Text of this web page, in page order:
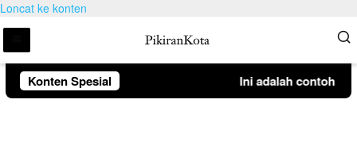
Loncat ke konten
Konten Spesial Ini adalah contoh